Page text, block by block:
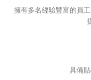
擁有多名經驗豐富的員
具備